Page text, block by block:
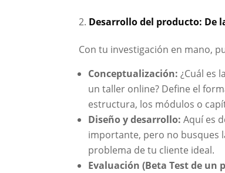
Desarrollo del producto: De
Con tu investigación en mano,
Conceptualización: ¿Cuál es
un taller online? Define el
estructura, los módulos o
Diseño y desarrollo: Aquí es
importante, pero no busques
problema de tu cliente ideal.
Evaluación (Beta Test de un